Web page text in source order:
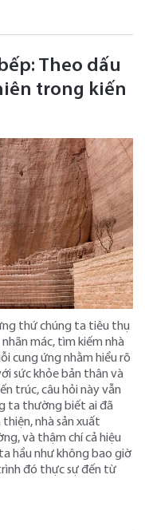
Theo dấu
trong kiến
thứ chúng ta tiêu thụ
mác, tìm kiếm nhà
cung ứng nhằm hiểu rõ
sức khỏe bản thân và
​​trúc, câu hỏi này vẫn
ta thường biết ai đã
nhà sản xuất
và thậm chí cả hiệu
hầu như không bao giờ
đó thực sự đến từ